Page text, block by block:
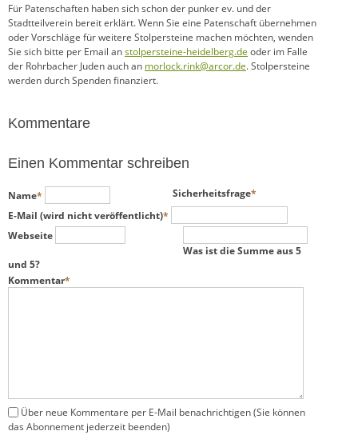
Für Patenschaften haben sich schon der punker ev. und der
Stadtteilverein bereit erklärt. Wenn Sie eine Patenschaft übernehmen
oder Vorschläge für weitere Stolpersteine machen möchten, wenden
Sie sich bitte per Email anstolpersteine-heidelberg.de oder im Falle
der Rohrbacher Juden auch an morlock.rink@arcor.de. Stolpersteine
werden durch Spenden finanziert.
Kommentare
Einen Kommentar schreiben
Pflichtfeld
Name*
Pflichtfeld
E-Mail (wird nicht veröffentlicht)*
Webseite
Pflichtfeld
Sicherheitsfrage*
Was ist die Summe aus 5
und 5?
Pflichtfeld
Kommentar*
Über neue Kommentare per E-Mail benachrichtigen (Sie können
das Abonnement jederzeit beenden)